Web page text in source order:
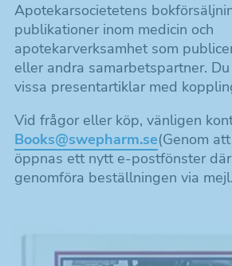
Från vetenskapliga möten
Farmacihistoria
Kunskapskalendrar
Böcker & andra produkter
Apotekarsocietetens
publikationer inom medicin och
apotekarverksamhet som
eller andra samarbetspartner.
vissa presentartiklar med
Vid frågor eller köp, vänligen
Books@swepharm.se(Genom
öppnas ett nytt e-postfönster
genomföra beställningen via